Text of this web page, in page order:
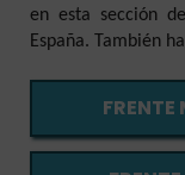
en esta sección de
España. También
FRENTE